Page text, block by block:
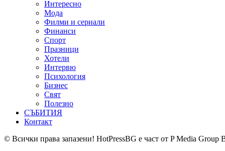
Интересно
Мода
Филми и сериали
Финанси
Спорт
Празници
Хотели
Интервю
Психология
Бизнес
Свят
Полезно
СЪБИТИЯ
Контакт
© Всички права запазени! HotPressBG е част от P Media Group